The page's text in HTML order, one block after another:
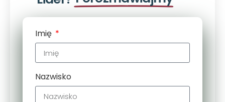
Imię
Nazwisko